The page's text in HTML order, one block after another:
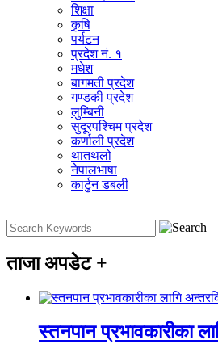
शिक्षा
कृषि
पर्यटन
प्रदेश नं. १
मधेश
बागमती प्रदेश
गण्डकी प्रदेश
लुम्बिनी
सुदूरपश्चिम प्रदेश
कर्णाली प्रदेश
थातथलो
नेपालभाषा
कार्टुन डबली
+
ताजा अपडेट +
स्तनपान प्रभावकारीका